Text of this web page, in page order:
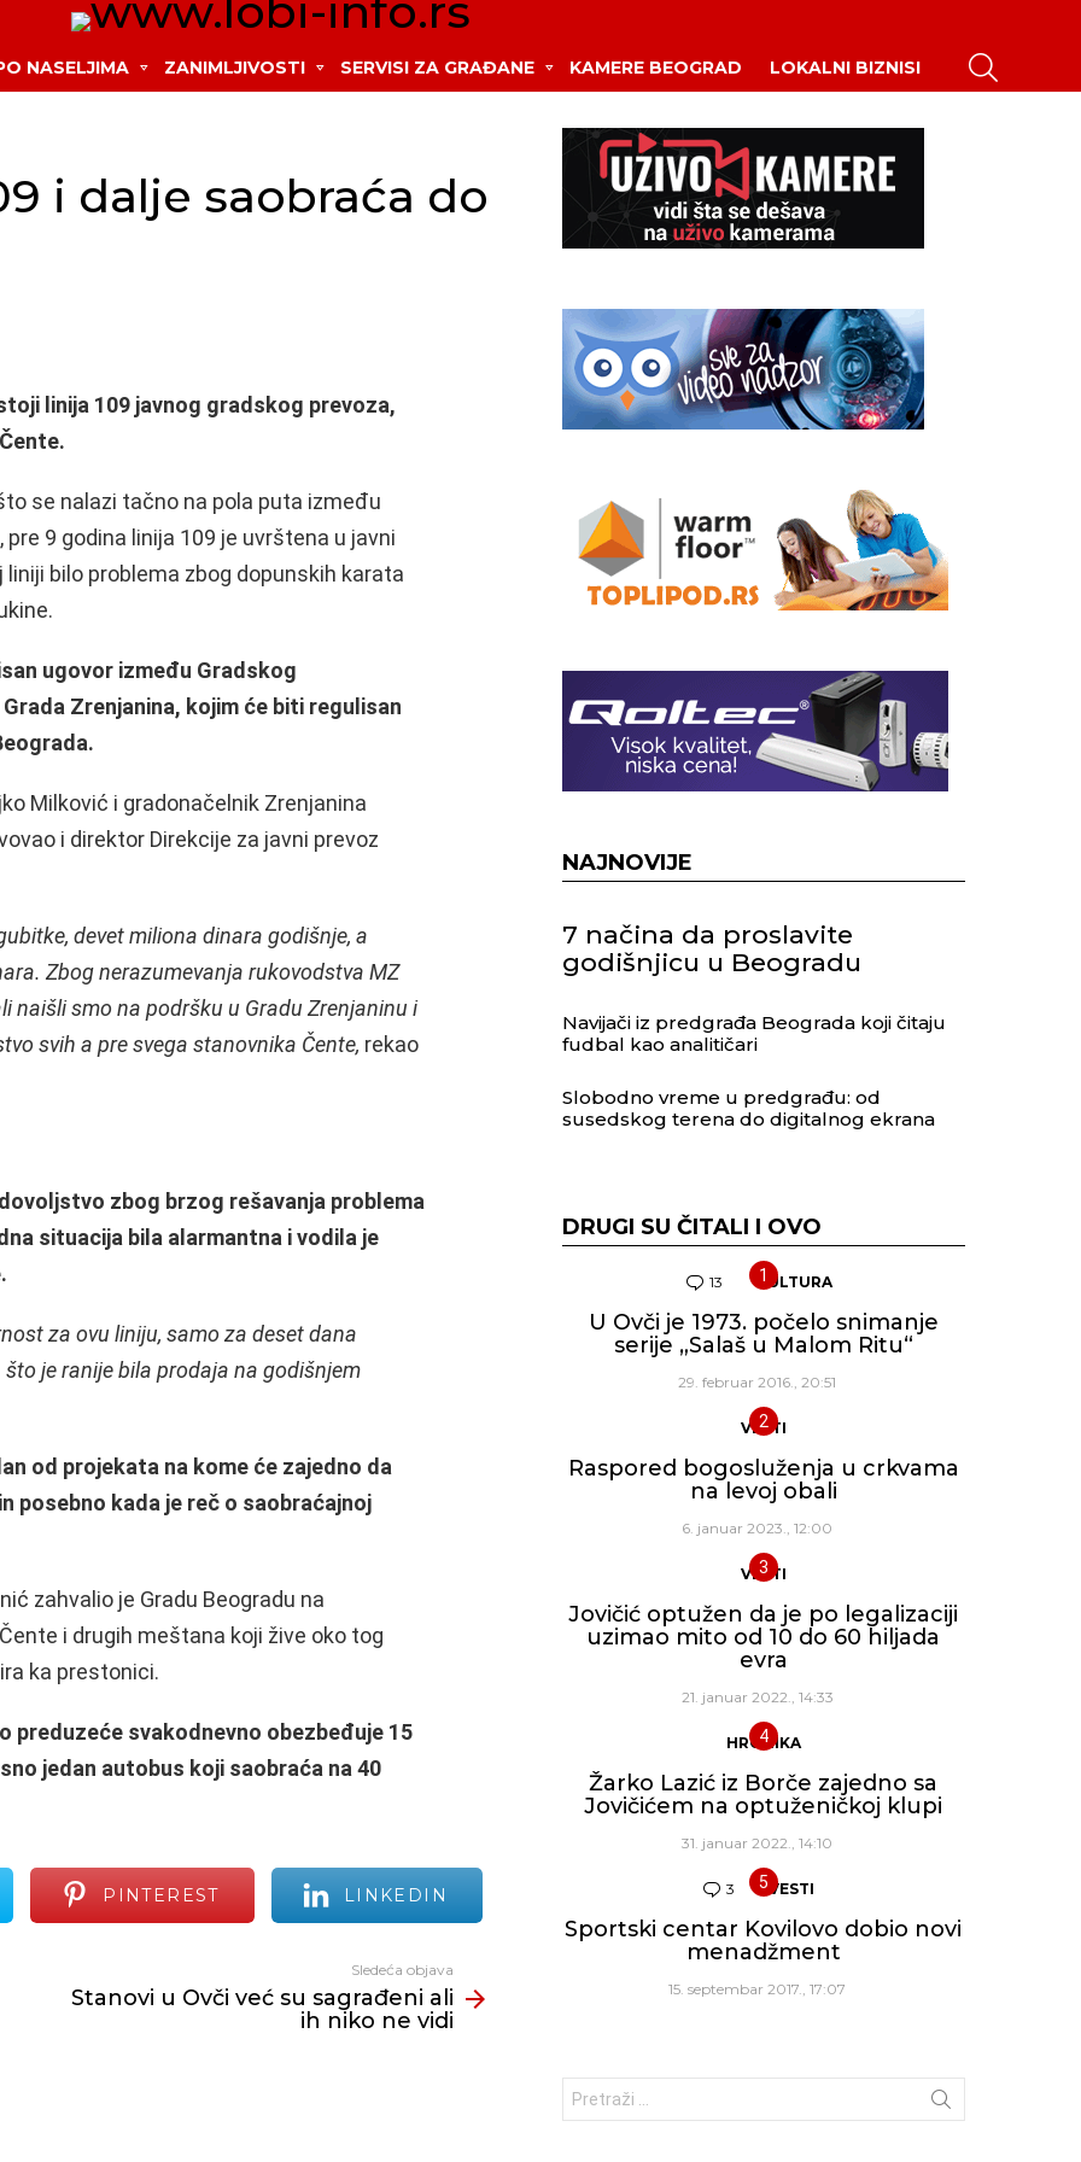
NASELJIMA ZANIMLJIVOSTI SERVISI ZA GRAĐANE KAMERE BEOGRAD LOKALNI BIZNISI
i dalje saobraća do
linija 109 javnog gradskog prevoza,
se nalazi tačno na pola puta između
9 godina linija 109 je uvrštena u javni
bilo problema zbog dopunskih karata
ugovor između Gradskog
Zrenjanina, kojim će biti regulisan
Milković i gradonačelnik Zrenjanina
i direktor Direkcije za javni prevoz
devet miliona dinara godišnje, a
Zbog nerazumevanja rukovodstva MZ
naišli smo na podršku u Gradu Zrenjaninu i
svih a pre svega stanovnika Čente, rekao
zbog brzog rešavanja problema
situacija bila alarmantna i vodila je
za ovu liniju, samo za deset dana
je ranije bila prodaja na godišnjem
od projekata na kome će zajedno da
posebno kada je reč o saobraćajnoj
zahvalio je Gradu Beogradu na
i drugih meštana koji žive oko tog
ka prestonici.
preduzeće svakodnevno obezbeđuje 15
jedan autobus koji saobraća na 40
PINTEREST LINKEDIN
Sledeća objava
Stanovi u Ovči već su sagrađeni ali
ih niko ne vidi
NAJNOVIJE
7 načina da proslavite
godišnjicu u Beogradu
Navijači iz predgrađa Beograda koji čitaju
fudbal kao analitičari
Slobodno vreme u predgrađu: od
susedskog terena do digitalnog ekrana
DRUGI SU ČITALI I OVO
13 Komentara
KULTURA
U Ovči je 1973. počelo snimanje
serije „Salaš u Malom Ritu“
29. februar 2016., 20:51
VESTI
Raspored bogosluženja u crkvama
na levoj obali
6. januar 2023., 12:00
VESTI
Jovičić optužen da je po legalizaciji
uzimao mito od 10 do 60 hiljada
evra
21. januar 2022., 14:33
HRONIKA
Žarko Lazić iz Borče zajedno sa
Jovičićem na optuženičkoj klupi
31. januar 2022., 14:10
3 Komentara
VESTI
Sportski centar Kovilovo dobio novi
menadžment
15. septembar 2017., 17:07